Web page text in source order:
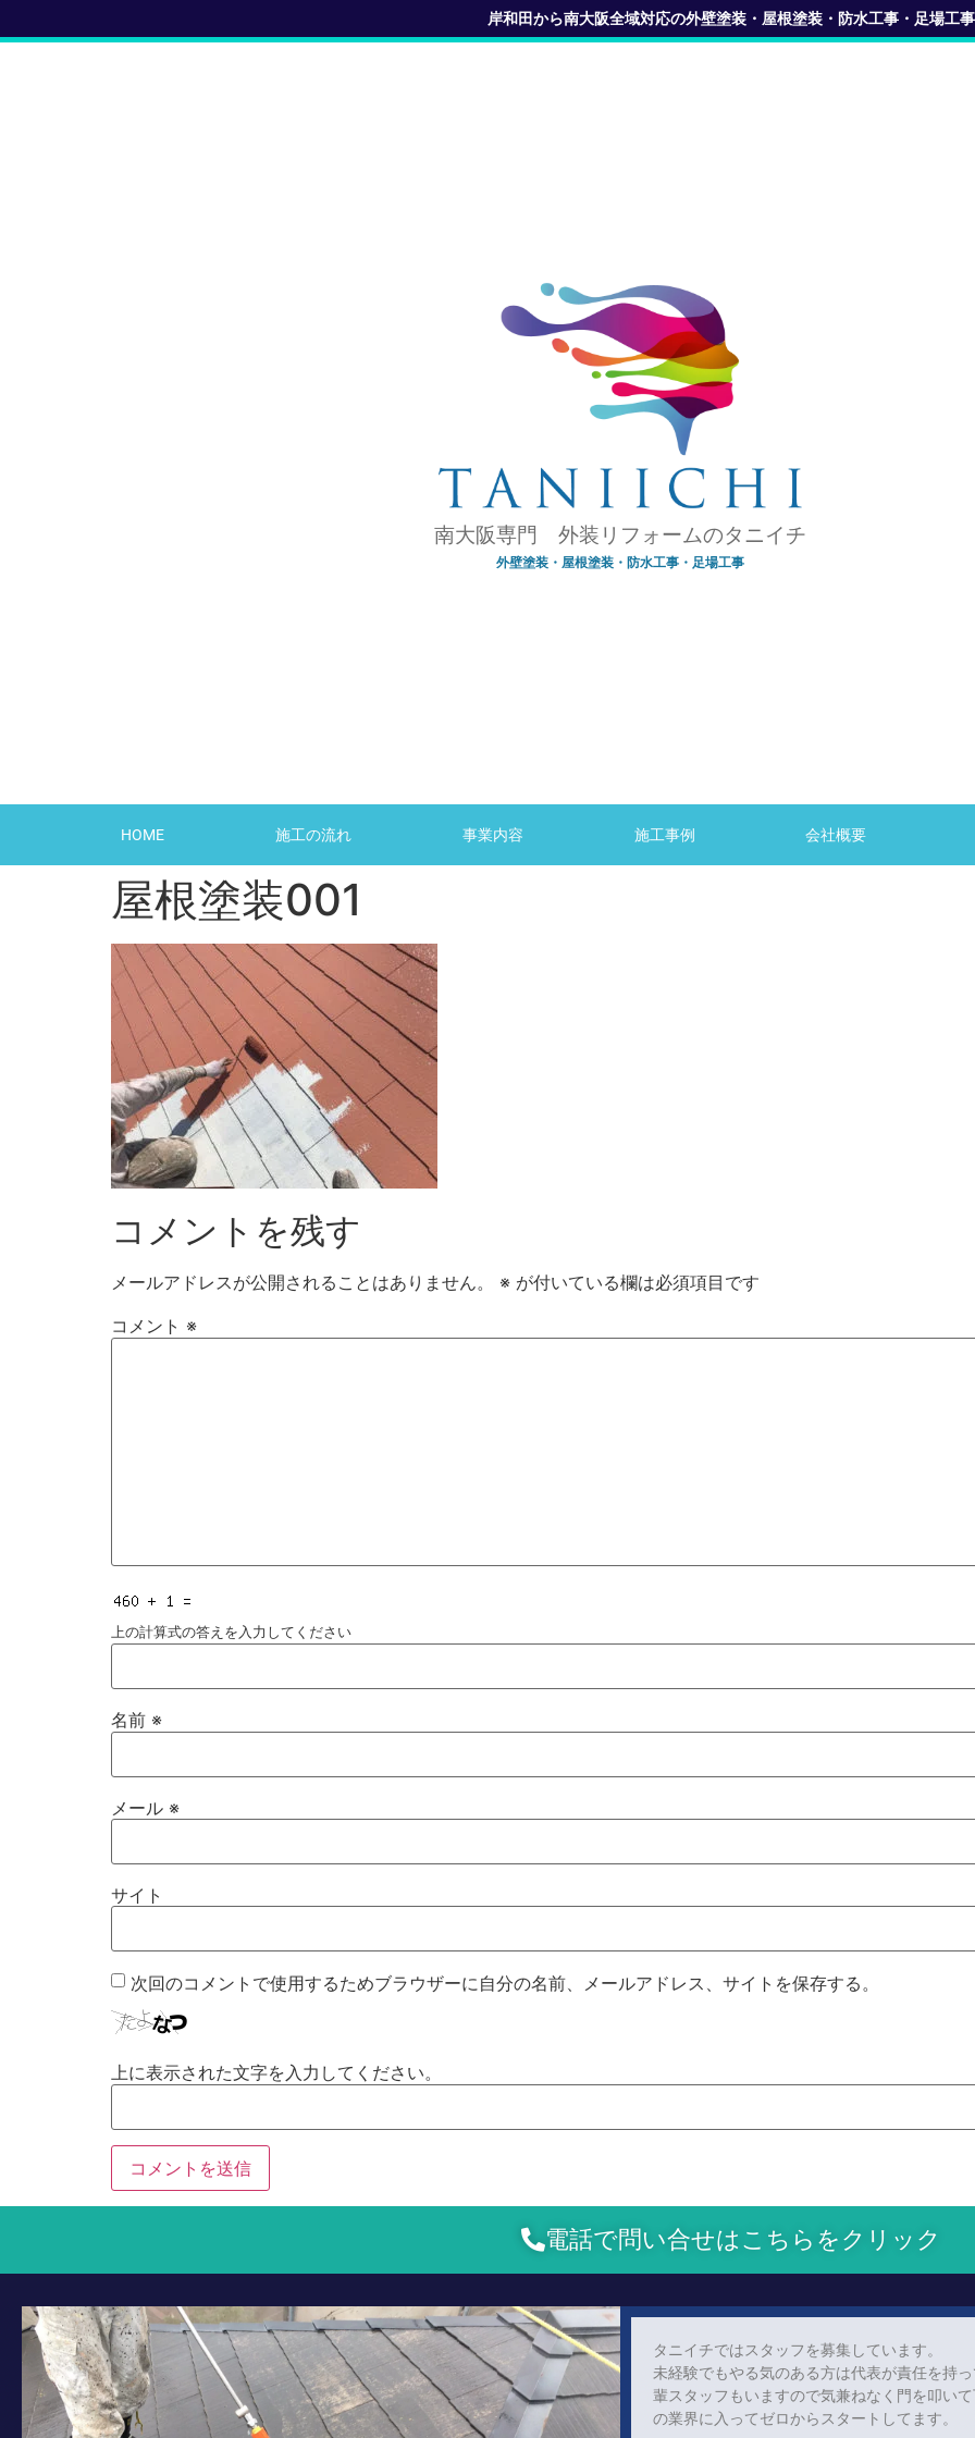
岸和田から南大阪全域対応の外壁塗装・屋根塗装・防水工事・足場工事
南大阪専門 外装リフォームのタニイチ
外壁塗装・屋根塗装・防水工事・足場工事
HOME 施工の流れ 事業内容 施工事例 会社概要
屋根塗装001
コメントを残す
メールアドレスが公開されることはありません。 ※ が付いている欄は必須項目です
コメント ※
上の計算式の答えを入力してください
名前 ※
メール ※
サイト
次回のコメントで使用するためブラウザーに自分の名前、メールアドレス、サイトを保存する。
上に表示された文字を入力してください。
電話で問い合せはこちらをクリック
タニイチではスタッフを募集しています。
未経験でもやる気のある方は代表が責任を持
輩スタッフもいますので気兼ねなく門を叩い
の業界に入ってゼロからスタートしてます。